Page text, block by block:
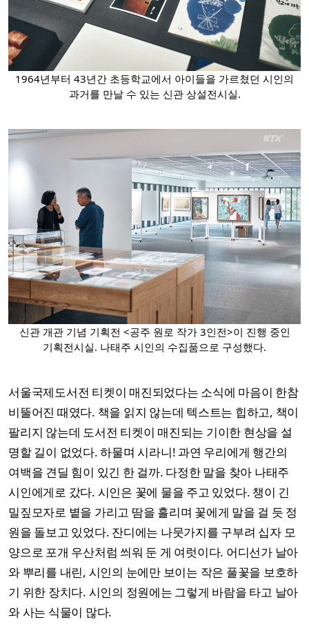
1964년부터 43년간 초등학교에서 아이들을 가르쳤던 시인의
과거를 만날 수 있는 신관 상설전시실.
신관 개관 기념 기획전 <공주 원로 작가 3인전>이 진행 중인
기획전시실. 나태주 시인의 수집품으로 구성했다.
서울국제도서전 티켓이 매진되었다는 소식에 마음이 한참
비뚤어진 때였다. 책을 읽지 않는데 텍스트는 힙하고, 책이
팔리지 않는데 도서전 티켓이 매진되는 기이한 현상을 설
명할 길이 없었다. 하물며 시라니! 과연 우리에게 행간의
여백을 견딜 힘이 있긴 한 걸까. 다정한 말을 찾아 나태주
시인에게로 갔다. 시인은 꽃에 물을 주고 있었다. 챙이 긴
밀짚모자로 볕을 가리고 땀을 흘리며 꽃에게 말을 걸 듯 정
원을 돌보고 있었다. 잔디에는 나뭇가지를 구부려 십자 모
양으로 포개 우산처럼 씌워 둔 게 여럿이다. 어디선가 날아
와 뿌리를 내린, 시인의 눈에만 보이는 작은 풀꽃을 보호하
기 위한 장치다. 시인의 정원에는 그렇게 바람을 타고 날아
와 사는 식물이 많다.